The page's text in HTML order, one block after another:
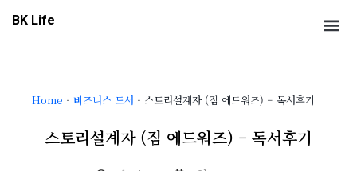
BK Life
Home - 비즈니스 도서 - 스토리설계자 (짐 에드워즈) – 독서후기
스토리설계자 (짐 에드워즈) – 독서후기